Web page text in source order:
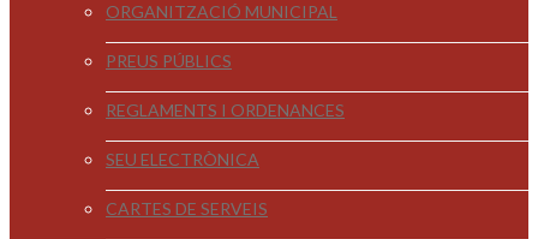
ORGANITZACIÓ MUNICIPAL
PREUS PÚBLICS
REGLAMENTS I ORDENANCES
SEU ELECTRÒNICA
CARTES DE SERVEIS